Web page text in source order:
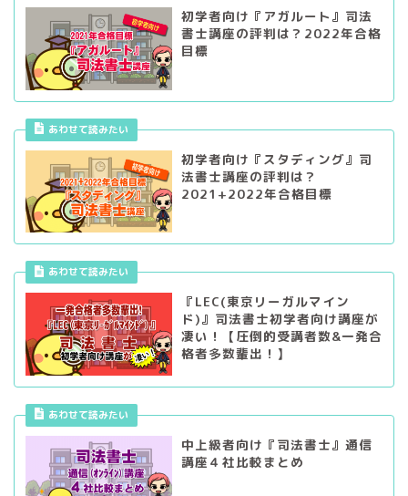
初学者向け『アガルート』司法
書士講座の評判は？2022年合格
目標
あわせて読みたい
初学者向け『スタディング』司
法書士講座の評判は？
2021+2022年合格目標
あわせて読みたい
『LEC(東京リーガルマイン
ド)』司法書士初学者向け講座が
凄い！【圧倒的受講者数&一発合
格者多数輩出！】
あわせて読みたい
中上級者向け『司法書士』通信
講座４社比較まとめ